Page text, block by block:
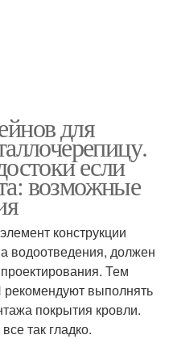
для
если
возможные
конструкции
водоотведения, должен
Тем
выполнять
покрытия кровли.
так гладко.